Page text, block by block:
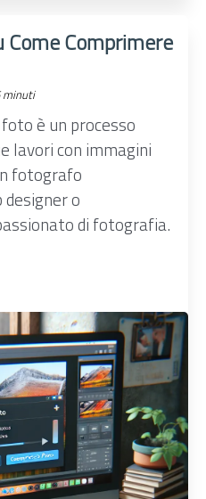
Come Comprimere
minuti
è un processo
lavori con immagini
fotografo
o
di fotografia.